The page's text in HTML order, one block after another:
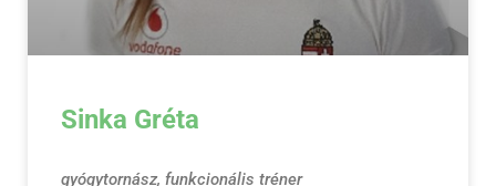
Sinka Gréta
gyógytornász, funkcionális tréner